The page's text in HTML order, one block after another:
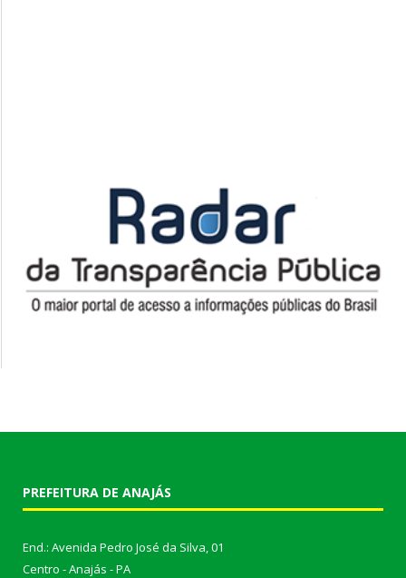
PREFEITURA DE ANAJÁS
End.: Avenida Pedro José da Silva, 01
Centro - Anajás - PA